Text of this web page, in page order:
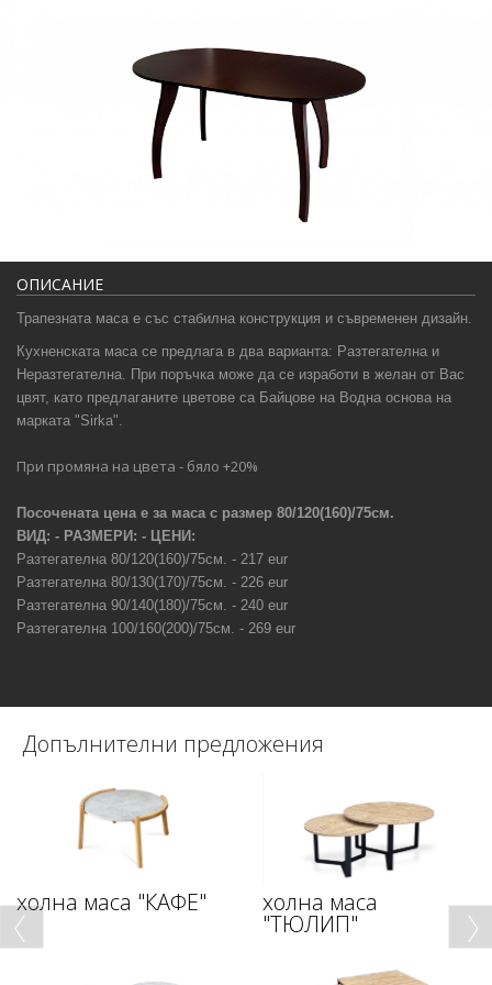
ОПИСАНИЕ
Трапезната маса е със стабилна конструкция и съвременен дизайн.
Кухненската маса се предлага в два варианта: Разтегателна и
Неразтегателна. При поръчка може да се изработи в желан от Вас
цвят, като предлаганите цветове са Байцове на Водна основа на
марката "Sirka".
При промяна на цвета - бяло +20%
Посочената цена е за маса с размер 80/120(160)/75см.
ВИД: - РАЗМЕРИ: - ЦЕНИ:
Разтегателна 80/120(160)/75см. - 217 eur
Разтегателна 80/130(170)/75см. - 226 eur
Разтегателна 90/140(180)/75см. - 240 eur
Разтегателна 100/160(200)/75см. - 269 eur
Допълнителни предложения
холна маса "КАФЕ" холна маса
"ТЮЛИП"